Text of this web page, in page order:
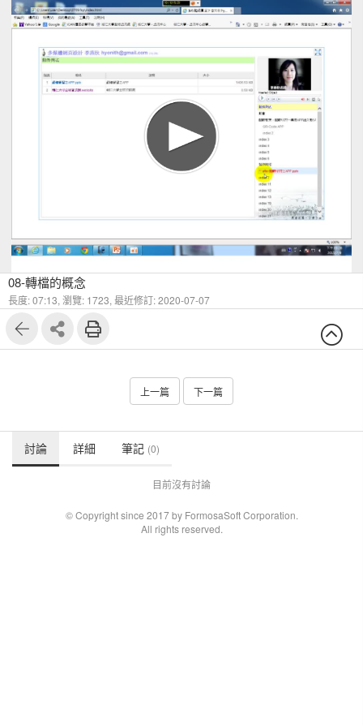
08-轉檔的概念
長度: 07:13, 瀏覽: 1723, 最近修訂: 2020-07-07
上一篇 下一篇
討論 詳細 筆記 (0)
目前沒有討論
© Copyright since 2017 by FormosaSoft Corporation.
All rights reserved.